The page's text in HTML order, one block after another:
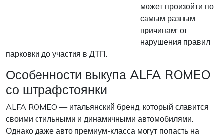
может произойти по
самым разным
причинам: от
нарушения правил
парковки до участия в ДТП.
Особенности выкупа ALFA ROMEO
со штрафстоянки
ALFA ROMEO — итальянский бренд, который славится
своими стильными и динамичными автомобилями.
Однако даже авто премиум-класса могут попасть на